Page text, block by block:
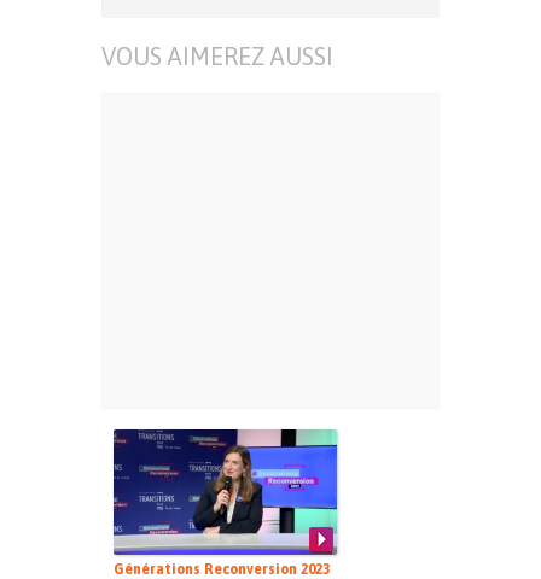
VOUS AIMEREZ AUSSI
Générations Reconversion 2023